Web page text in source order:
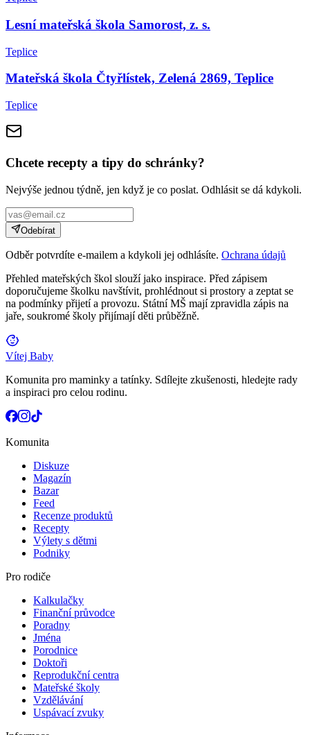
Lesní mateřská škola Samorost, z. s.
Teplice
Mateřská škola Čtyřlístek, Zelená 2869, Teplice
Teplice
Chcete recepty a tipy do schránky?
Nejvýše jednou týdně, jen když je co poslat. Odhlásit se dá kdykoli.
Odebírat
Odběr potvrdíte e-mailem a kdykoli jej odhlásíte. Ochrana údajů
Přehled mateřských škol slouží jako inspirace. Před zápisem
doporučujeme školku navštívit, prohlédnout si prostory a zeptat se
na podmínky přijetí a provozu. Státní MŠ mají zpravidla zápis na
jaře, soukromé školy přijímají děti průběžně.
Vítej Baby
Komunita pro maminky a tatínky. Sdílejte zkušenosti, hledejte rady
a inspiraci pro celou rodinu.
Komunita
Diskuze
Magazín
Bazar
Feed
Recenze produktů
Recepty
Výlety s dětmi
Podniky
Pro rodiče
Kalkulačky
Finanční průvodce
Poradny
Jména
Porodnice
Doktoři
Reprodukční centra
Mateřské školy
Vzdělávání
Uspávací zvuky